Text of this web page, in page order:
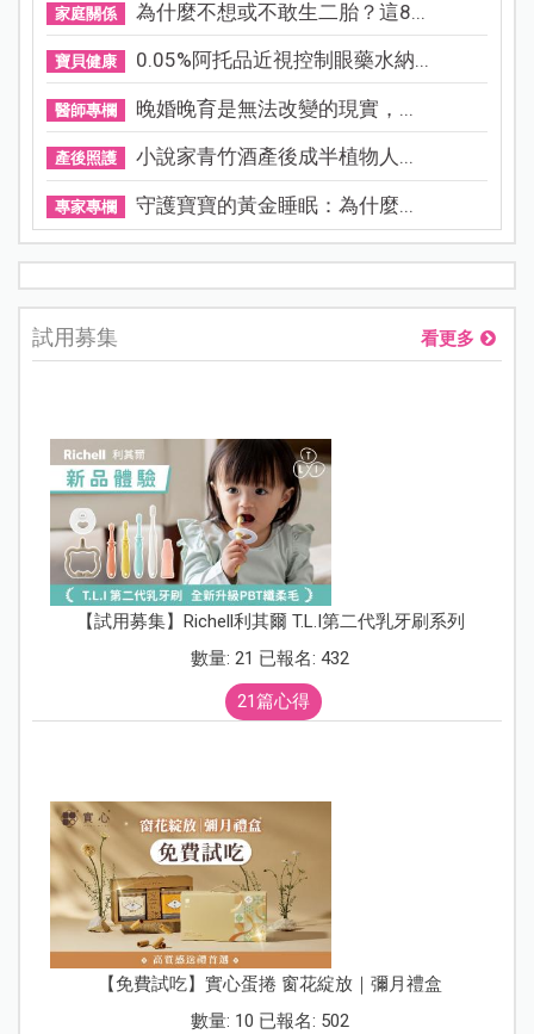
家庭關係 為什麼不想或不敢生二胎？這8...
寶貝健康 0.05%阿托品近視控制眼藥水納...
醫師專欄 晚婚晚育是無法改變的現實，...
產後照護 小說家青竹酒產後成半植物人...
專家專欄 守護寶寶的黃金睡眠：為什麼...
試用募集 看更多
【試用募集】Richell利其爾 T.L.I第二代乳牙刷系列
數量: 21 已報名: 432
21篇心得
【免費試吃】實心蛋捲 窗花綻放｜彌月禮盒
數量: 10 已報名: 502